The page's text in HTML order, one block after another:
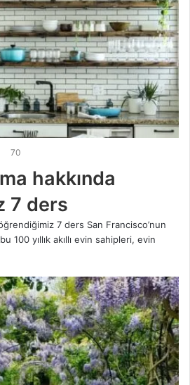
70
hakkında
7 ders
7 ders San Francisco’nun
100 yıllık akıllı evin sahipleri, evin